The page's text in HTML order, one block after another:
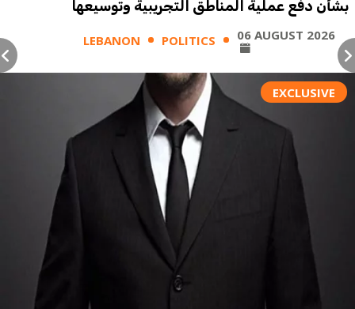
بشأن دفع عملية المناطق التجريبية وتوسيعها
LEBANON POLITICS 06 AUGUST 2026
EXCLUSIVE